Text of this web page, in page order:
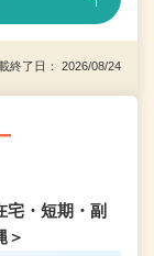
了日： 2026/08/24
宅・短期・副
＞